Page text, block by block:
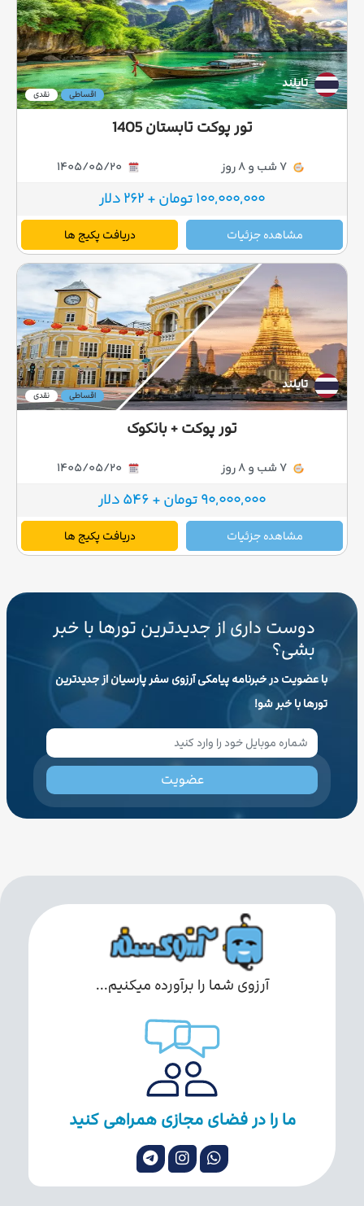
تایلند
نقدی اقساطی
تور پوکت تابستان 1405
100,000,000 تومان + 262 دلار
مشاهده جزئیات دریافت پکیج ها
تایلند
نقدی اقساطی
تور پوکت + بانکوک
90,000,000 تومان + 546 دلار
مشاهده جزئیات دریافت پکیج ها
دوست داری از جدیدترین تورها با خبر
بشی؟
با عضویت در خبرنامه پیامکی آرزوی سفر پارسیان از جدیدترین
تورها با خبر شو!
عضویت
آرزوی شما را برآورده میکنیم...
ما را در فضای مجازی همراهی کنید